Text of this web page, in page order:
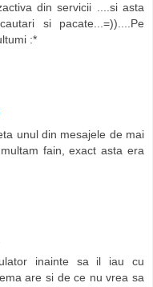
din servicii ....si asta
si pacate...=))....Pe
:*
unul din mesajele de mai
fain, exact asta era
inainte sa il iau cu
are si de ce nu vrea sa